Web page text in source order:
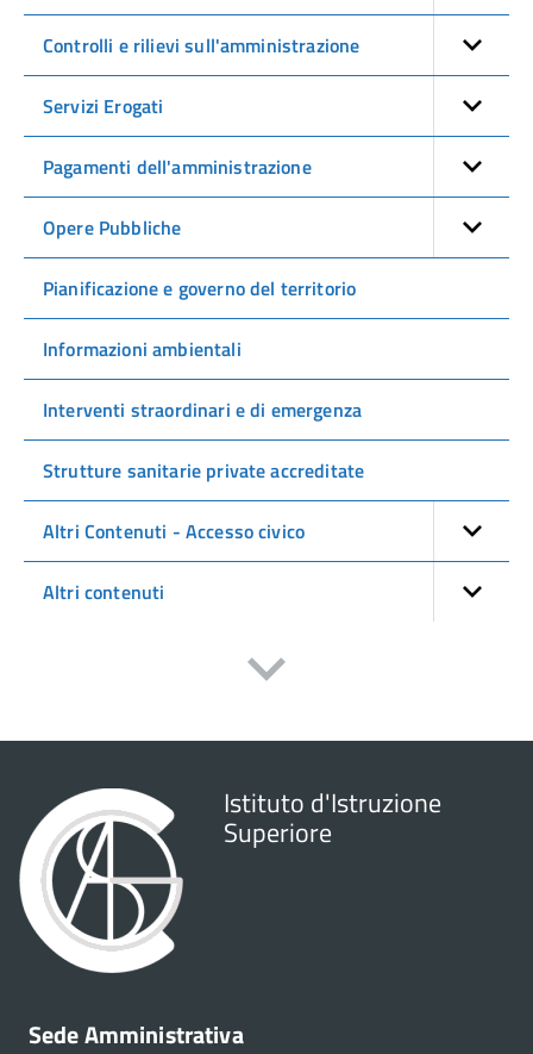
Controlli e rilievi sull'amministrazione
Servizi Erogati
Pagamenti dell'amministrazione
Opere Pubbliche
Pianificazione e governo del territorio
Informazioni ambientali
Interventi straordinari e di emergenza
Strutture sanitarie private accreditate
Altri Contenuti - Accesso civico
Altri contenuti
Istituto d'Istruzione
Superiore
Sede Amministrativa